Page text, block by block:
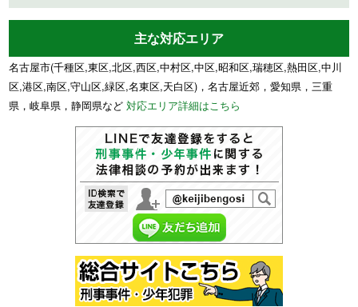
主な対応エリア
名古屋市(千種区,東区,北区,西区,中村区,中区,昭和区,瑞穂区,熱田区,中川
区,港区,南区,守山区,緑区,名東区,天白区)，名古屋近郊，愛知県，三重
県，岐阜県，静岡県など対応エリア詳細はこちら